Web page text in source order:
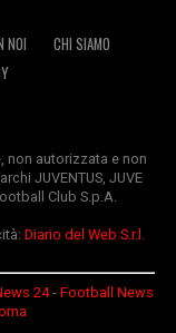
NOI
CHI SIAMO
non autorizzata e non
JUVENTUS, JUVE
Club S.p.A.
Diario del Web S.r.l.
24- Football News